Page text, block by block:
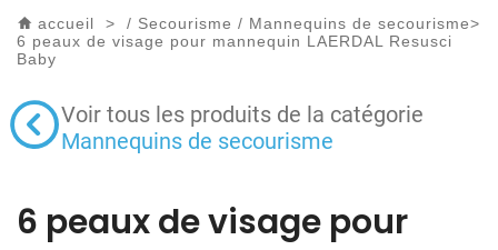
accueil > / Secourisme / Mannequins de secourisme>
6 peaux de visage pour mannequin LAERDAL Resusci
Baby
Voir tous les produits de la catégorie
Mannequins de secourisme
6 peaux de visage pour